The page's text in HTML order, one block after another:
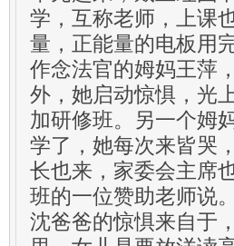
学，互称老师，上课
量，正能量的电板用
作念法官的姆妈王萍
外，她启动惊惧，光
加研修班。另一个姆
学了，她每次来皆哭
长也来，家委会主席
班的一位赞助老师说。
沈爸爸的惊惧来自于